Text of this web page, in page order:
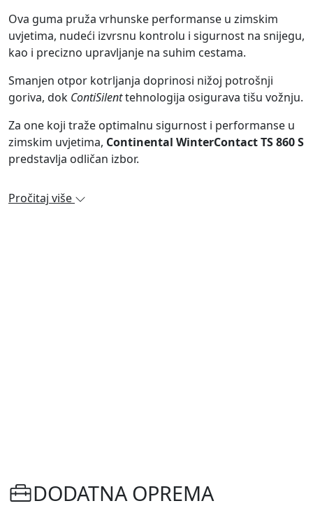
Ova guma pruža vrhunske performanse u zimskim
uvjetima, nudeći izvrsnu kontrolu i sigurnost na snijegu,
kao i precizno upravljanje na suhim cestama.
Smanjen otpor kotrljanja doprinosi nižoj potrošnji
goriva, dok ContiSilenttehnologija osigurava tišu vožnju.
Za one koji traže optimalnu sigurnost i performanse u
zimskim uvjetima, Continental WinterContact TS 860 S
predstavlja odličan izbor.
Pročitaj više
DODATNA OPREMA